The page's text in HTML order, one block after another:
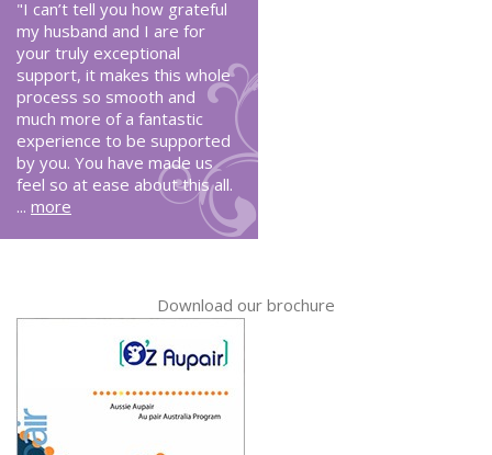
"I can’t tell you how grateful
my husband and I are for
your truly exceptional
support, it makes this whole
process so smooth and
much more of a fantastic
experience to be supported
by you. You have made us
feel so at ease about this all.
... more
Download our brochure